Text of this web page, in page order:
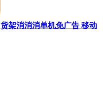
货架消消消单机免广告 移动